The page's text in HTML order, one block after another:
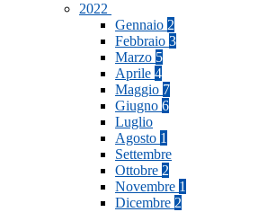
2022
Gennaio 2
Febbraio 3
Marzo 5
Aprile 4
Maggio 7
Giugno 6
Luglio
Agosto 1
Settembre
Ottobre 2
Novembre 1
Dicembre 2